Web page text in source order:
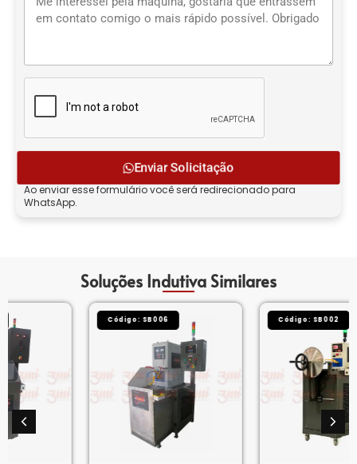
Enviar Solicitação
Ao enviar esse formulário você será redirecionado para
WhatsApp.
Soluções Indutiva Similares